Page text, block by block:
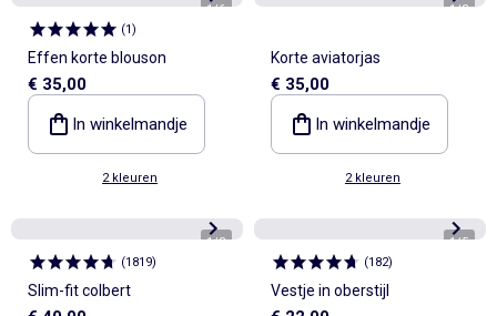
1/6
(1)
Effen korte blouson
€ 35,00
In winkelmandje
2 kleuren
1/8
Korte aviatorjas
€ 35,00
In winkelmandje
2 kleuren
1/8
(1819)
Slim-fit colbert
1/5
(182)
Vestje in oberstijl